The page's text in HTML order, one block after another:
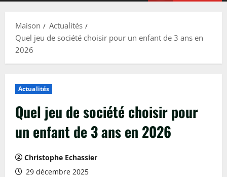
Maison
Actualités
Quel jeu de société choisir pour un enfant de 3 ans en
2026
Actualités
Quel jeu de société choisir pour
un enfant de 3 ans en 2026
Christophe Echassier
29 décembre 2025